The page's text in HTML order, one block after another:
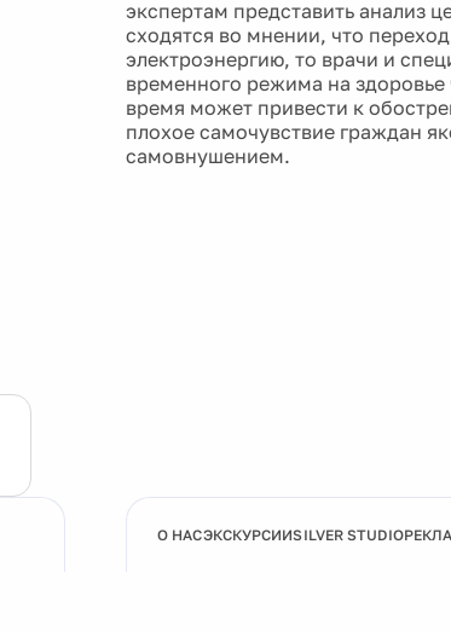
экспертам представить анализ
сходятся во мнении, что
электроэнергию, то врачи и
временного режима на
время может привести к
плохое самочувствие граждан
самовнушением.
О НАСЭКСКУРСИИSILVER STUDIO